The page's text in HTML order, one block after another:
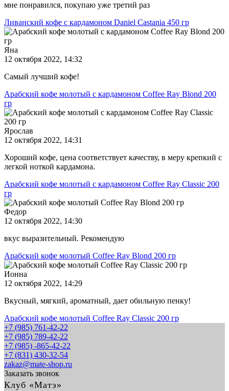
мне понравился, покупаю уже третий раз
Ливанский кофе с кардамоном Daniel Castania 450 гр
Яна
12 октября 2022, 14:32
Самый лучший кофе!
Арабский кофе молотый с кардамоном Coffee Ray Blond 200
гр
Ярослав
12 октября 2022, 14:31
Хороший кофе, цена соответствует качеству, в меру крепкий с
легкой ноткой кардамона.
Арабский кофе молотый с кардамоном Coffee Ray Classic 200
гр
Федор
12 октября 2022, 14:30
вкус выразительный. Рекомендую
Арабский кофе молотый Coffee Ray Blond 200 гр
Ионна
12 октября 2022, 14:29
Вкусный, мягкий, ароматный, дает обильную пенку!
Арабский кофе молотый Coffee Ray Classic 200 гр
+7 (985) 761-42-22
+7 (985) 789-42-22
+7 (985) -865-42-22
+7 (831) 430-32-54
zakaz@mate-shop.ru
Заказать звонок
Клуб «Матэ»